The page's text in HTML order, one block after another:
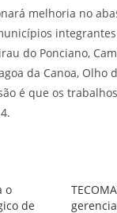
melhoria no
do Ponciano,
da Canoa, Olho
é que os
o
de